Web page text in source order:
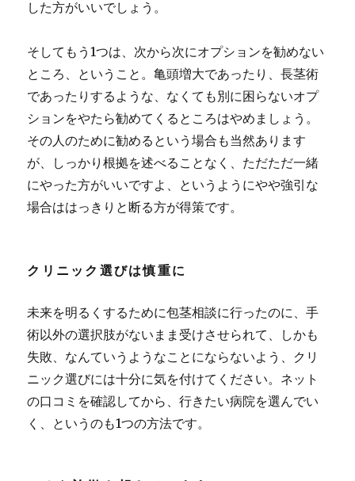
した方がいいでしょう。
そしてもう1つは、次から次にオプションを勧めない
ところ、ということ。亀頭増大であったり、長茎術
であったりするような、なくても別に困らないオプ
ションをやたら勧めてくるところはやめましょう。
その人のために勧めるという場合も当然あります
が、
しっかり根拠を述べることなく、ただただ一緒
にやった方がいいですよ、というようにやや強引な
場合ははっきりと断る方が得策です。
クリニック選びは慎重に
未来を明るくするために包茎相談に行ったのに、手
術以外の選択肢がないまま受けさせられて、しかも
失敗、なんていうようなことにならないよう、クリ
ニック選びには十分に気を付けてください。ネット
の口コミを確認してから、行きたい病院を選んでい
く、というのも1つの方法です。